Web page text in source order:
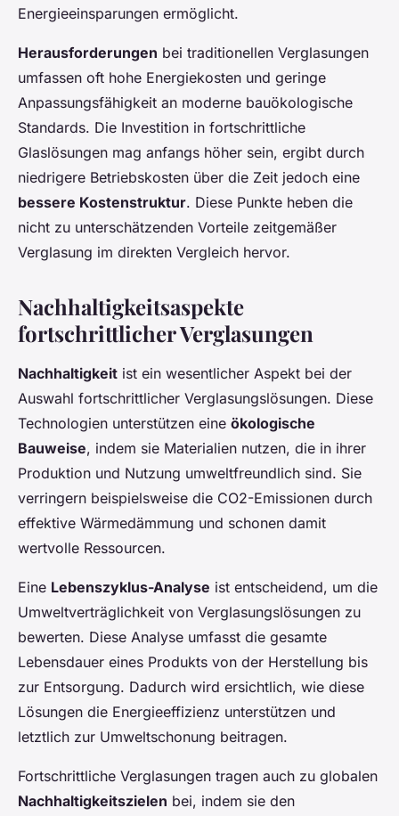
Energieeinsparungen ermöglicht.
Herausforderungen bei traditionellen Verglasungen
umfassen oft hohe Energiekosten und geringe
Anpassungsfähigkeit an moderne bauökologische
Standards. Die Investition in fortschrittliche
Glaslösungen mag anfangs höher sein, ergibt durch
niedrigere Betriebskosten über die Zeit jedoch eine
bessere Kostenstruktur. Diese Punkte heben die
nicht zu unterschätzenden Vorteile zeitgemäßer
Verglasung im direkten Vergleich hervor.
Nachhaltigkeitsaspekte
fortschrittlicher Verglasungen
Nachhaltigkeit ist ein wesentlicher Aspekt bei der
Auswahl fortschrittlicher Verglasungslösungen. Diese
Technologien unterstützen eine ökologische
Bauweise, indem sie Materialien nutzen, die in ihrer
Produktion und Nutzung umweltfreundlich sind. Sie
verringern beispielsweise die CO2-Emissionen durch
effektive Wärmedämmung und schonen damit
wertvolle Ressourcen.
Eine Lebenszyklus-Analyse ist entscheidend, um die
Umweltverträglichkeit von Verglasungslösungen zu
bewerten. Diese Analyse umfasst die gesamte
Lebensdauer eines Produkts von der Herstellung bis
zur Entsorgung. Dadurch wird ersichtlich, wie diese
Lösungen die Energieeffizienz unterstützen und
letztlich zur Umweltschonung beitragen.
Fortschrittliche Verglasungen tragen auch zu globalen
Nachhaltigkeitszielen bei, indem sie den